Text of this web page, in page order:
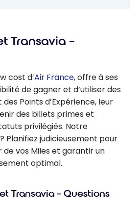
Transavia –
cost d’Air France, offre à ses
de gagner et d’utiliser des
des Points d’Expérience, leur
des billets primes et
privilégiés. Notre
Planifiez judicieusement pour
vos Miles et garantir un
optimal.
Transavia – Questions